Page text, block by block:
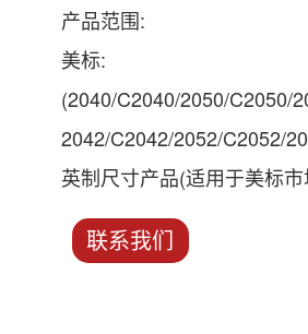
产品范围:
美标:
(2040/C2040/2050/C2050/
2042/C2042/2052/C2052/
英制尺寸产品(适用于美标市
联系我们